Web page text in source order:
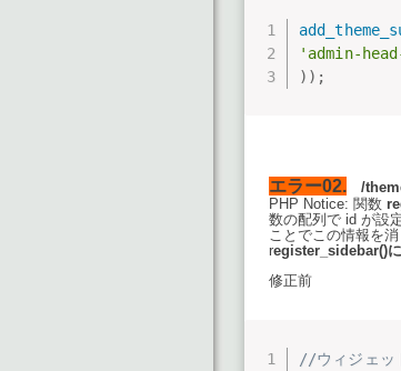
'admin-
) ) ;
エラー02. /
PHP Notice: 関数
数の配列で id が設
ことでこの情報を
register_sidebar()
修正前
//ウィジェッ